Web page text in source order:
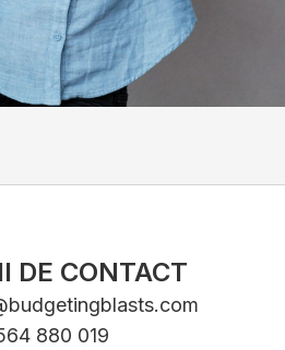
DE CONTACT
880 019